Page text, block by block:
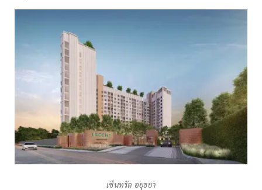
เซ็นทรัล อยุธยา